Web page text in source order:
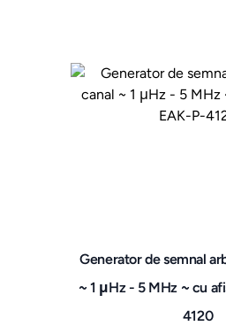
Generator de semnal
~ 1 μHz - 5 MHz ~ cu
4120